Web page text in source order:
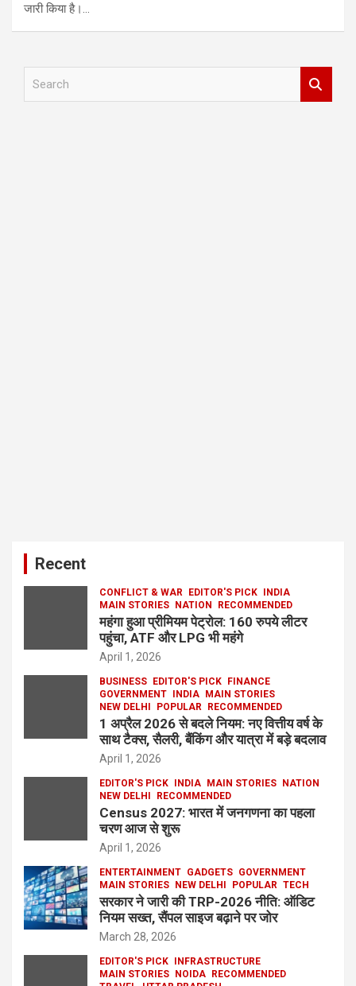
जारी किया है।…
Recent
CONFLICT & WAR EDITOR'S PICK
INDIA
MAIN STORIES
NATION RECOMMENDED
महंगा हुआ प्रीमियम पेट्रोल: 160 रुपये लीटर
पहुंचा, ATF और LPG भी महंगे
April 1, 2026
BUSINESS EDITOR'S PICK
FINANCE
GOVERNMENT
INDIA
MAIN STORIES
NEW DELHI
POPULAR RECOMMENDED
1 अप्रैल 2026 से बदले नियम: नए वित्तीय वर्ष के
साथ टैक्स, सैलरी, बैंकिंग और यात्रा में बड़े बदलाव
April 1, 2026
EDITOR'S PICK INDIA MAIN STORIES
NATION
NEW DELHI
RECOMMENDED
Census 2027: भारत में जनगणना का पहला
चरण आज से शुरू
April 1, 2026
ENTERTAINMENT GADGETS GOVERNMENT
MAIN STORIES
NEW DELHI POPULAR TECH
सरकार ने जारी की TRP-2026 नीति: ऑडिट
नियम सख्त, सैंपल साइज बढ़ाने पर जोर
March 28, 2026
EDITOR'S PICK
INFRASTRUCTURE
MAIN STORIES
NOIDA
RECOMMENDED